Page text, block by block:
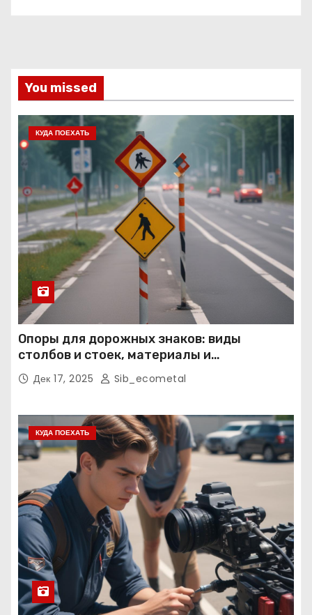
You missed
КУДА ПОЕХАТЬ
Опоры для дорожных знаков: виды
столбов и стоек, материалы и
нормативные требования
Дек 17, 2025 Sib_ecometal
КУДА ПОЕХАТЬ